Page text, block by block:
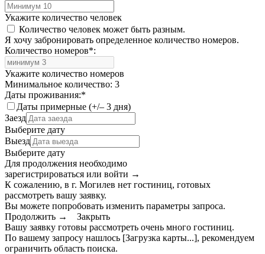
Укажите количество человек
Количество человек может быть разным.
Я хочу забронировать определенное количество номеров.
Количество номеров*:
Укажите количество номеров
Минимальное количество: 3
Даты проживания:*
Даты примерные (+/– 3 дня)
Заезд
Выберите дату
Выезд
Выберите дату
Для продолжения необходимо
зарегистрироваться или войти →
К сожалению, в г. Могилев нет гостиниц, готовых
рассмотреть вашу заявку.
Вы можете попробовать изменить параметры запроса.
Продолжить →
Закрыть
Вашу заявку готовы рассмотреть очень много гостиниц.
По вашему запросу нашлось [Загрузка карты...], рекомендуем
ограничить область поиска.